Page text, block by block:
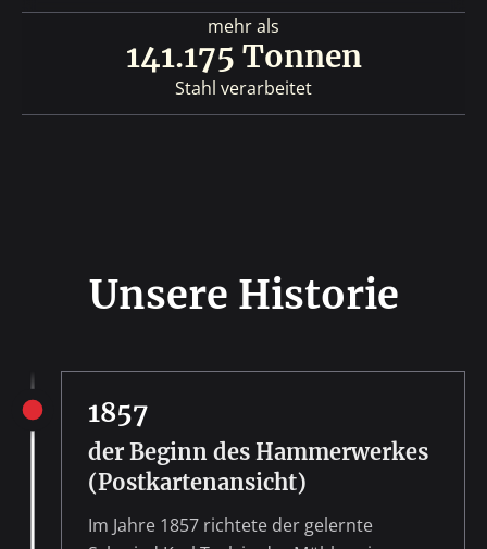
mehr als
141.175 Tonnen
Stahl verarbeitet
Unsere Historie
1857
der Beginn des Hammerwerkes
(Postkartenansicht)
Im Jahre 1857 richtete der gelernte